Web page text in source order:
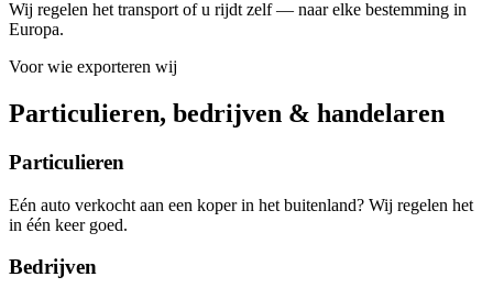
Wij regelen het transport of u rijdt zelf — naar elke bestemming in
Europa.
Voor wie exporteren wij
Particulieren, bedrijven & handelaren
Particulieren
Eén auto verkocht aan een koper in het buitenland? Wij regelen het
in één keer goed.
Bedrijven